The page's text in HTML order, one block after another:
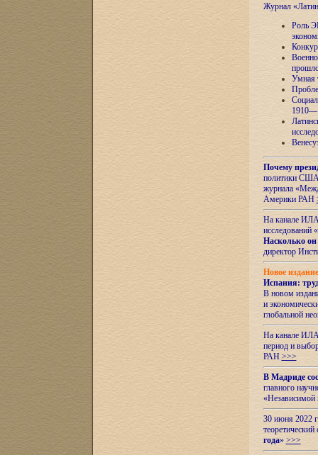
Журнал
Роль
Умная
Почему
политики США
журнала
Америки РАН
На канале ИЛА
исследований «
Насколько он
директор
Новое
Испания:
В новом
и
глобальной
На канале
период и
РАН >>>
В Мадриде
главного
«Независимой
30 июня 2022
года» >>>